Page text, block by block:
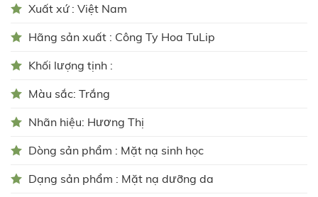
Xuất xứ : Việt Nam
Hãng sản xuất : Công Ty Hoa TuLip
Khối lượng tịnh :
Màu sắc: Trắng
Nhãn hiệu: Hương Thị
Dòng sản phẩm : Mặt nạ sinh học
Dạng sản phẩm : Mặt nạ dưỡng da